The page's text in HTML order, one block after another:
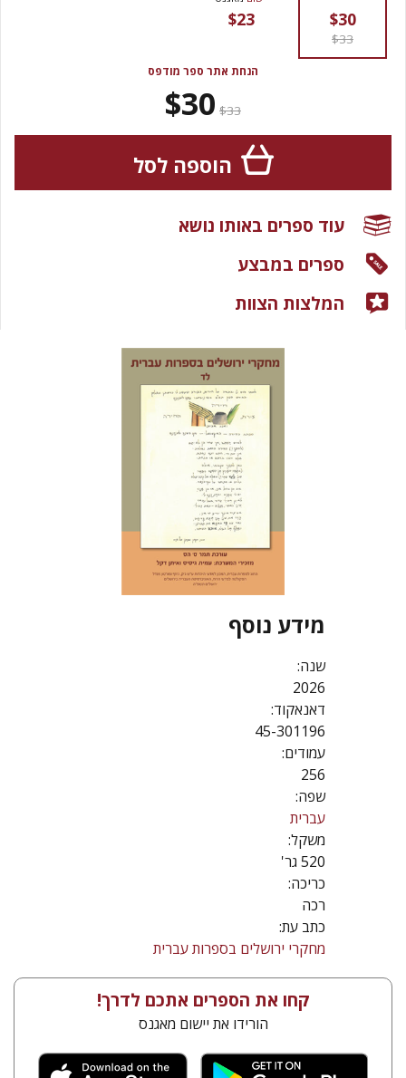
מידע נוסף
שנה:
2026
דאנאקוד:
45-301196
עמודים:
256
שפה:
עברית
משקל:
520 גר'
כריכה:
רכה
כתב עת:
מחקרי ירושלים בספרות עברית
$30
$33
$23
הנחת אתר ספר מודפס
$33
$30
הוספה לסל
עוד ספרים באותו נושא
ספרים במבצע
המלצות הצוות
קחו את הספרים אתכם לדרך!
הורידו את יישום מאגנס